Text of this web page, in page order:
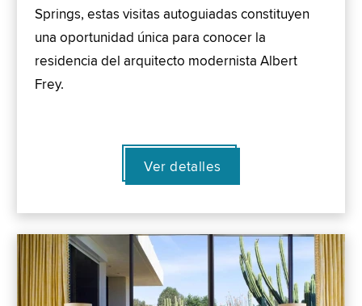
Springs, estas visitas autoguiadas constituyen
una oportunidad única para conocer la
residencia del arquitecto modernista Albert
Frey.
Ver detalles